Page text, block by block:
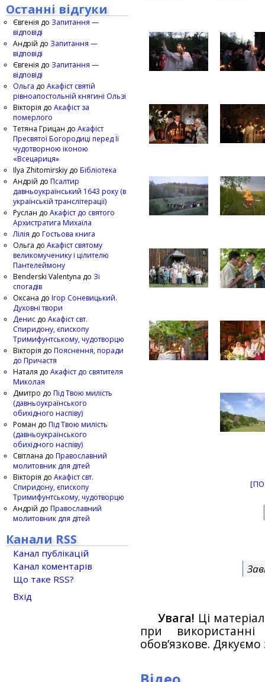
Увага! Ці
при
обов’язкове.
Останні відгуки
Євгенія до Запитання —
відповіді
Андрій до Запитання —
відповіді
Євгенія до Запитання —
відповіді
Ольга до Акафіст святій
рівноапостольній княгині Ользі
Вікторія до Акафіст за
померлого
Тетяна Грицан до Акафіст
Пресвятої Богородиці перед Її
чудотворною іконою
«Всецариця»
Ilya Zhitomirskiy до Бібліотека
Андрій до Псалтир
давньоукраїнський 1643 року (в
українській транслітерації)
Руслан до Акафіст до святого
Архистратига Михаїла
Лілія до Гостьова книга
Ольга до Акафіст святому
великомученику і цілителю
Пантелеймону
Benderski Valentyna до Зі
спогадів
Оксана до Ігор Соневицький.
Духовні твори
Денис до Акафіст свт.
Спиридону, єпископу
Тримифунтському, чудотворцю
Вікторія до Пояснення, поради
до Причастя
Наталя до Акафіст до святителя
Миколая
Дмитро до Під Твою милість
(давньоукраїнського
обихідного наспіву)
Роман до Під Твою милість
(давньоукраїнського
обихідного наспіву)
Світлана до Православний
молитовник для дітей
Вікторія до Акафіст свт.
Спиридону, єпископу
Тримифунтському, чудотворцю
Андрій до Православний
молитовник для дітей
Канали RSS
Канал публікацій
Канал коментарів
Що таке RSS?
Вхід